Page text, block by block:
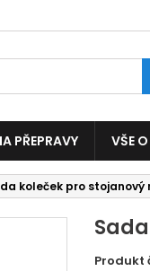
PŘEPRAVY VŠE
koleček pro stojanový
Produkt